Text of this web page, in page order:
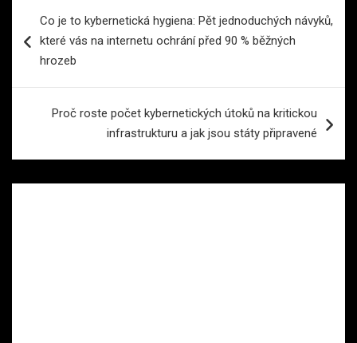
pro
příspěvek
Co je to kybernetická hygiena: Pět jednoduchých návyků,
které vás na internetu ochrání před 90 % běžných
hrozeb
Proč roste počet kybernetických útoků na kritickou
infrastrukturu a jak jsou státy připravené